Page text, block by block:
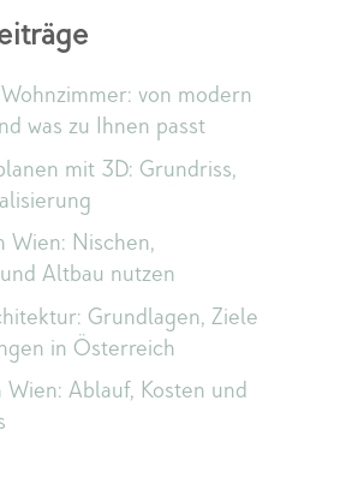
von modern
was zu Ihnen passt
mit 3D: Grundriss,
Wien: Nischen,
Altbau nutzen
Grundlagen, Ziele
in Österreich
Wien: Ablauf, Kosten und